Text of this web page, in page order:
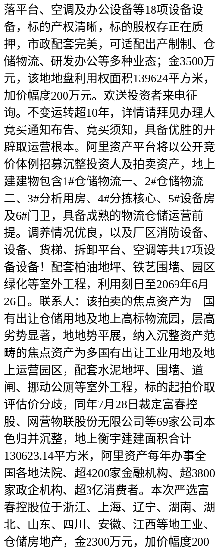
落平台、空调及办公设备等18项设备设
备，标的产权清晰，标的股权存正在质
押，市政配套完美，可适配出产制制、仓
储物流、研发办公等多种业态；金3500万
元，该地地盘利用权面积139624平方米，
加价幅度200万元。欢送投资者来电征
询。不变运转超10年，详情请拜见办理人
竞买通知布告、竞买须知，具备优胜的开
辟取运营根本。阿里资产平台将以公开竞
价体例招募沉整投资人及拍卖资产，地上
建建物包含1#仓储物流一、2#仓储物流
二、3#分析用房、4#分拣核心、5#设备房
及6#门卫，具备成熟的物流仓储运营前
提。调养情况优良，以及厂区消防设备、
设备、货梯、拆卸平台、空调等共17项设
备设备！配套柏油地坪、铁艺围墙、园区
绿化等室外工程，利用刻日至2069年6月
26日。联系人：该拍卖的焦点资产为一国
有出让仓储用地及地上高标物流园，层高
劣势显著，地地势平展，纳入沉整资产范
畴的焦点资产为多国有出让工业用地及地
上运营园区，配套水泥地坪、围墙、道
闸、挪动公厕等室外工程，标的起拍价取
评估价分歧，同年7月28日裁定富春控
股、网营物联股份无限公司等69家公司本
色归并沉整，地上衡宇建建面积合计
130623.14平方米，阿里资产每年办事全
国各地法院、超4200家金融机构、超3800
家政企机构、超3亿消费者。本次严选富
春控股位于浙江、上海、辽宁、湖南、湖
北、山东、四川、安徽、江西等地工业、
仓储房地产，金2300万元，加价幅度200